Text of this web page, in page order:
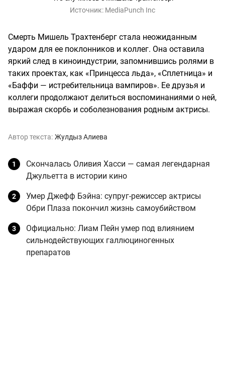
Источник: MediaPunch Inc
Смерть Мишель Трахтенберг стала неожиданным
ударом для ее поклонников и коллег. Она оставила
яркий след в киноиндустрии, запомнившись ролями в
таких проектах, как «Принцесса льда», «Сплетница» и
«Баффи — истребительница вампиров». Ее друзья и
коллеги продолжают делиться воспоминаниями о ней,
выражая скорбь и соболезнования родным актрисы.
Автор текста: Жулдыз Алиева
Скончалась Оливия Хасси — самая легендарная
Джульетта в истории кино
Умер Джефф Бэйна: супруг-режиссер актрисы
Обри Плаза покончил жизнь самоубийством
Официально: Лиам Пейн умер под влиянием
сильнодействующих галлюциногенных
препаратов